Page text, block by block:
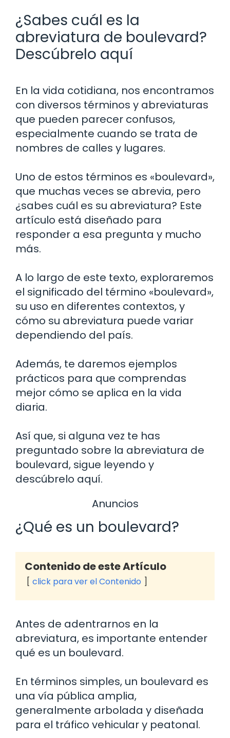
¿Sabes cuál es la
abreviatura de boulevard?
Descúbrelo aquí
En la vida cotidiana, nos encontramos
con diversos términos y abreviaturas
que pueden parecer confusos,
especialmente cuando se trata de
nombres de calles y lugares.
Uno de estos términos es «boulevard»,
que muchas veces se abrevia, pero
¿sabes cuál es su abreviatura? Este
artículo está diseñado para
responder a esa pregunta y mucho
más.
A lo largo de este texto, exploraremos
el significado del término «boulevard»,
su uso en diferentes contextos, y
cómo su abreviatura puede variar
dependiendo del país.
Además, te daremos ejemplos
prácticos para que comprendas
mejor cómo se aplica en la vida
diaria.
Así que, si alguna vez te has
preguntado sobre la abreviatura de
boulevard, sigue leyendo y
descúbrelo aquí.
Anuncios
¿Qué es un boulevard?
Contenido de este Artículo
click para ver el Contenido
Antes de adentrarnos en la
abreviatura, es importante entender
qué es un boulevard.
En términos simples, un boulevard es
una vía pública amplia,
generalmente arbolada y diseñada
para el tráfico vehicular y peatonal.